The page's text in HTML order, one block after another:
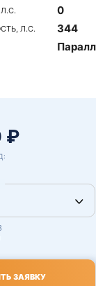
0
Л.С. 344
₽
ЗАЯВКУ